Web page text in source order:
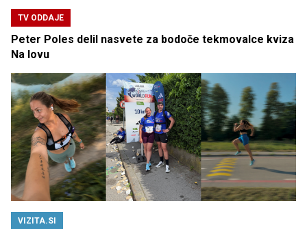
TV ODDAJE
Peter Poles delil nasvete za bodoče tekmovalce kviza
Na lovu
VIZITA.SI